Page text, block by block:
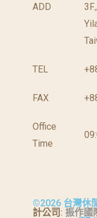
ADD
TEL
FAX
Office
Time
©2026 台灣休
計公司 : 振作國